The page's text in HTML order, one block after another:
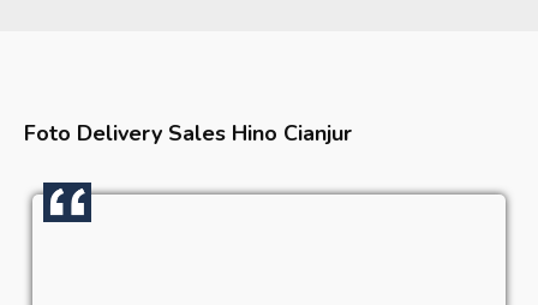
Foto Delivery Sales Hino Cianjur